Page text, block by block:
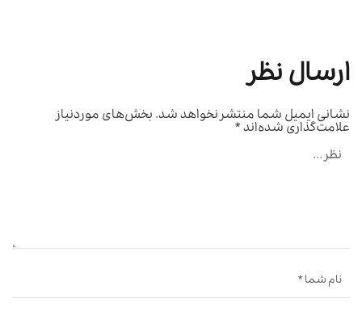
ارسال نظر
نشانی ایمیل شما منتشر نخواهد شد.بخش‌های موردنیاز
علامت‌گذاری شده‌اند*